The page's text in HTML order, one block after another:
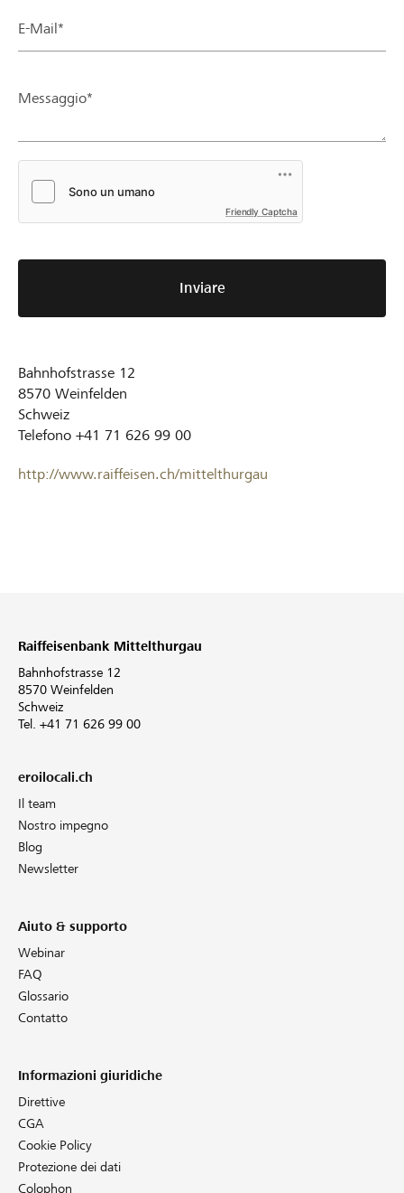
E-Mail*
Messaggio*
Friendly Captcha
Inviare
Bahnhofstrasse 12
8570 Weinfelden
Schweiz
Telefono +41 71 626 99 00
http://www.raiffeisen.ch/mittelthurgau
Raiffeisenbank Mittelthurgau
Bahnhofstrasse 12
8570 Weinfelden
Schweiz
Tel. +41 71 626 99 00
eroilocali.ch
Il team
Nostro impegno
Blog
Newsletter
Aiuto & supporto
Webinar
FAQ
Glossario
Contatto
Informazioni giuridiche
Direttive
CGA
Cookie Policy
Protezione dei dati
Colophon